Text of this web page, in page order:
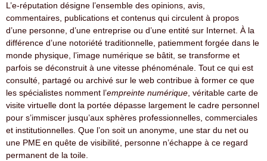
L’e-réputation désigne l’ensemble des opinions, avis,
commentaires, publications et contenus qui circulent à propos
d’une personne, d’une entreprise ou d’une entité sur Internet. À la
différence d’une notoriété traditionnelle, patiemment forgée dans le
monde physique, l’image numérique se bâtit, se transforme et
parfois se déconstruit à une vitesse phénoménale. Tout ce qui est
consulté, partagé ou archivé sur le web contribue à former ce que
les spécialistes nomment l’empreinte numérique, véritable carte de
visite virtuelle dont la portée dépasse largement le cadre personnel
pour s’immiscer jusqu’aux sphères professionnelles, commerciales
et institutionnelles. Que l’on soit un anonyme, une star du net ou
une PME en quête de visibilité, personne n’échappe à ce regard
permanent de la toile.